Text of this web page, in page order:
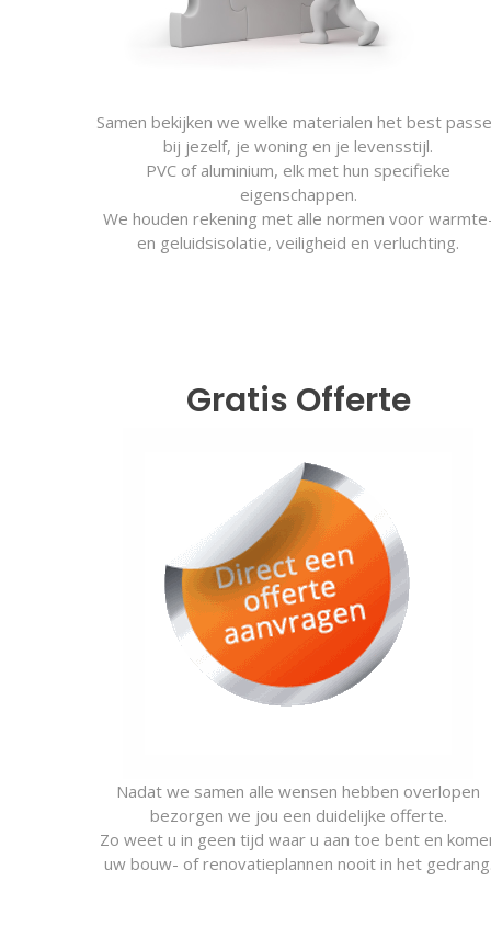
Samen bekijken we welke materialen het best
bij jezelf, je woning en je levensstijl.
PVC of aluminium, elk met hun specifieke
eigenschappen.
We houden rekening met alle normen voor
en geluidsisolatie, veiligheid en verluchting.
Gratis Offerte
Nadat we samen alle wensen hebben overlopen
bezorgen we jou een duidelijke offerte.
Zo weet u in geen tijd waar u aan toe bent en
uw bouw- of renovatieplannen nooit in het